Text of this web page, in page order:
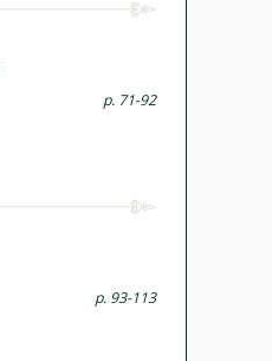
p. 71-92
p. 93-113